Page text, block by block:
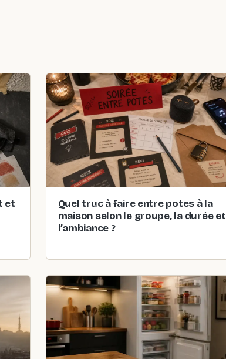
et
Quel truc à faire entre potes à la
maison selon le groupe, la durée et
l’ambiance ?